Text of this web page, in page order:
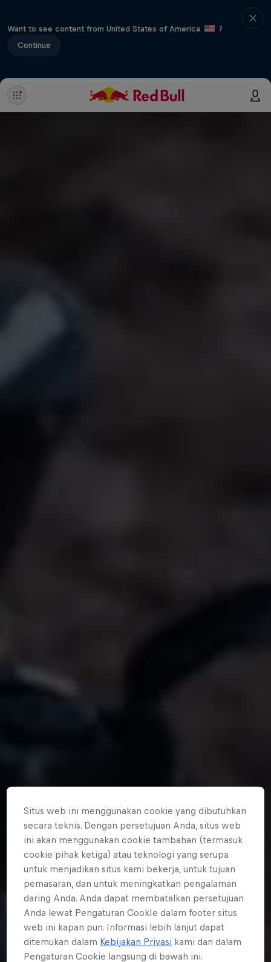
Want to see content from United States of America
?
Continue
Situs web ini menggunakan cookie yang dibutuhkan
secara teknis. Dengan persetujuan Anda, situs web
ini akan menggunakan cookie tambahan (termasuk
cookie pihak ketiga) atau teknologi yang serupa
untuk menjadikan situs kami bekerja, untuk tujuan
pemasaran, dan untuk meningkatkan pengalaman
daring Anda. Anda dapat membatalkan persetujuan
Anda lewat Pengaturan CookIe dalam footer situs
web ini kapan pun. Informasi lebih lanjut dapat
ditemukan dalam Kebijakan Privasi kami dan dalam
Pengaturan Cookie langsung di bawah ini.